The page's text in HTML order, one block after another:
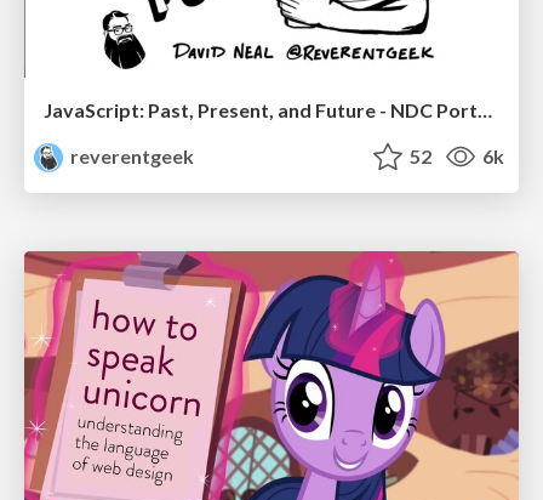
JavaScript: Past, Present, and Future - NDC Porto 2020
reverentgeek
52 6k